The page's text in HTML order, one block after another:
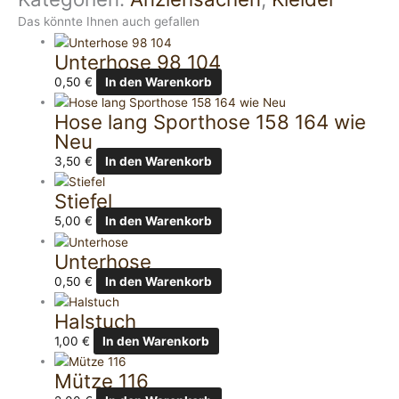
Das könnte Ihnen auch gefallen
Unterhose 98 104
0,50€ In den Warenkorb
Hose lang Sporthose 158 164 wie
Neu
3,50€ In den Warenkorb
Stiefel
5,00€ In den Warenkorb
Unterhose
0,50€ In den Warenkorb
Halstuch
1,00€ In den Warenkorb
Mütze 116